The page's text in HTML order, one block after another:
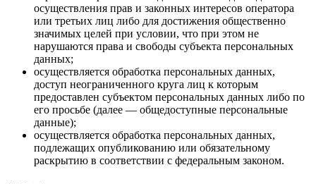
осуществления прав и законных интересов оператора
или третьих лиц либо для достижения общественно
значимых целей при условии, что при этом не
нарушаются права и свободы субъекта персональных
данных;
осуществляется обработка персональных данных,
доступ неограниченного круга лиц к которым
предоставлен субъектом персональных данных либо по
его просьбе (далее — общедоступные персональные
данные);
осуществляется обработка персональных данных,
подлежащих опубликованию или обязательному
раскрытию в соответствии с федеральным законом.